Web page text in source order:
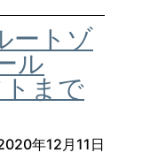
ートゾ
ル
トまで
年12月11日